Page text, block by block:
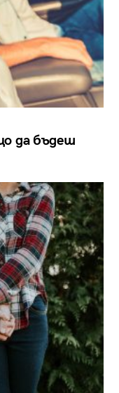
да бъдеш